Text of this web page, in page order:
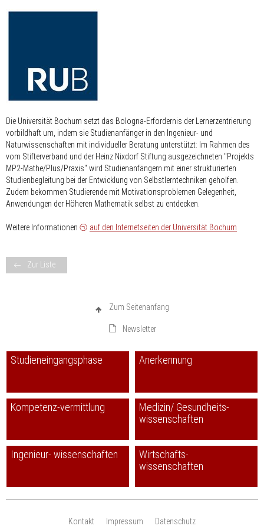
Die Universität Bochum setzt das Bologna-Erfordernis der Lernerzentrierung
vorbildhaft um, indem sie Studienanfänger in den Ingenieur- und
Naturwissenschaften mit individueller Beratung unterstützt: Im Rahmen des
vom Stifterverband und der Heinz Nixdorf Stiftung ausgezeichneten "Projekts
MP2-Mathe/Plus/Praxis" wird Studienanfängern mit einer strukturierten
Studienbegleitung bei der Entwicklung von Selbstlerntechniken geholfen.
Zudem bekommen Studierende mit Motivationsproblemen Gelegenheit,
Anwendungen der Höheren Mathematik selbst zu entdecken.
Weitere Informationen auf den Internetseiten der Universität Bochum
Zur Liste
Zum Seitenanfang
Newsletter
Studieneingangsphase Anerkennung
Kompetenz-vermittlung
Medizin/ Gesundheits-
wissenschaften
Ingenieur- wissenschaften
Wirtschafts-
wissenschaften
Kontakt Impressum Datenschutz